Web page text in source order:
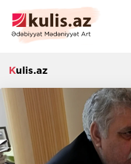
Kulis.az